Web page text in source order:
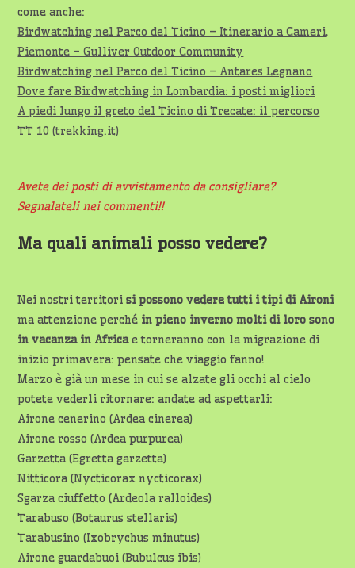
come anche:
Birdwatching nel Parco del Ticino – Itinerario a Cameri,
Piemonte – Gulliver Outdoor Community
Birdwatching nel Parco del Ticino – Antares Legnano
Dove fare Birdwatching in Lombardia: i posti migliori
A piedi lungo il greto del Ticino di Trecate: il percorso
TT 10 (trekking.it)
Avete dei posti di avvistamento da consigliare?
Segnalateli nei commenti!!
Ma quali animali posso vedere?
Nei nostri territorisi possono vedere tutti i tipi di Aironi
ma attenzione perché in pieno inverno molti di loro sono
in vacanza in Africae torneranno con la migrazione di
inizio primavera: pensate che viaggio fanno!
Marzo è già un mese in cui se alzate gli occhi al cielo
potete vederli ritornare: andate ad aspettarli:
Airone cenerino (Ardea cinerea)
Airone rosso (Ardea purpurea)
Garzetta (Egretta garzetta)
Nitticora (Nycticorax nycticorax)
Sgarza ciuffetto (Ardeola ralloides)
Tarabuso (Botaurus stellaris)
Tarabusino (Ixobrychus minutus)
Airone guardabuoi (Bubulcus ibis)